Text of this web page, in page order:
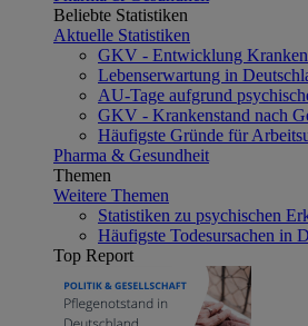
Beliebte Statistiken
Aktuelle Statistiken
GKV - Entwicklung
Lebenserwartung in
AU-Tage aufgrund
GKV - Krankenstand nach
Häufigste Gründe für
Pharma & Gesundheit
Themen
Weitere Themen
Statistiken zu psychischen
Häufigste Todesursachen in
Top Report